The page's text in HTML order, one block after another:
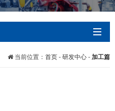
当前位置： 首页 - 研发中心 - 加工篇